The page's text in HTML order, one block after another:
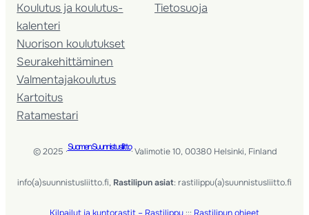
Koulutus ja koulutus­
kalenteri
Nuorison koulutukset
Seura­kehittäminen
Valmentaja­koulutus
Kartoitus
Ratamestari
Tietosuoja
© 2025 ·Suomen Suunnistusliitto· Valimotie 10, 00380 Helsinki, Finland
info(a)suunnistusliitto.fi, Rastilipun asiat: rastilippu(a)suunnistusliitto.fi